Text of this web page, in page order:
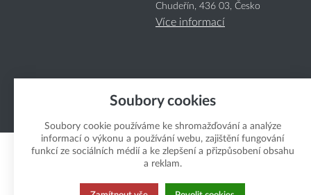
Chudeřín, 436 03, Česko
Více informací
Soubory cookies
Soubory cookie používáme ke shromažďování a analýze
informací o výkonu a používání webu, zajištění fungování
funkcí ze sociálních médií a ke zlepšení a přizpůsobení obsahu
a reklam.